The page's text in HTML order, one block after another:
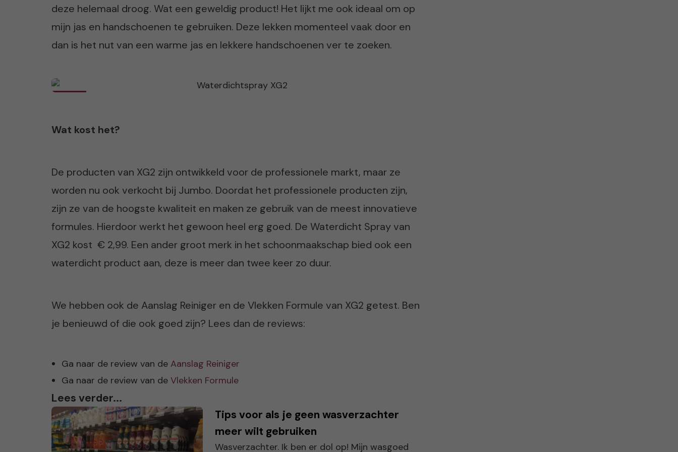
deze helemaal droog. Wat een geweldig product! Het lijkt me ook ideaal om op
mijn jas en handschoenen te gebruiken. Deze lekken momenteel vaak door en
dan is het nut van een warme jas en lekkere handschoenen ver te zoeken.
Wat kost het?
De producten van XG2 zijn ontwikkeld voor de professionele markt, maar ze
worden nu ook verkocht bij Jumbo. Doordat het professionele producten zijn,
zijn ze van de hoogste kwaliteit en maken ze gebruik van de meest innovatieve
formules. Hierdoor werkt het gewoon heel erg goed. De Waterdicht Spray van
XG2 kost € 2,99. Een ander groot merk in het schoonmaakschap bied ook een
waterdicht product aan, deze is meer dan twee keer zo duur.
We hebben ook de Aanslag Reiniger en de Vlekken Formule van XG2 getest. Ben
je benieuwd of die ook goed zijn? Lees dan de reviews:
Ga naar de review van de Aanslag Reiniger
Ga naar de review van de Vlekken Formule
Lees verder...
Tips voor als je geen wasverzachter
meer wilt gebruiken
Wasverzachter. Ik ben er dol op! Mijn wasgoed